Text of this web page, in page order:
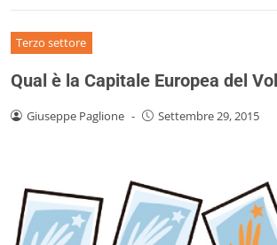
Terzo settore
Qual è la Capitale Europea del
Giuseppe Paglione - Settembre 29, 2015